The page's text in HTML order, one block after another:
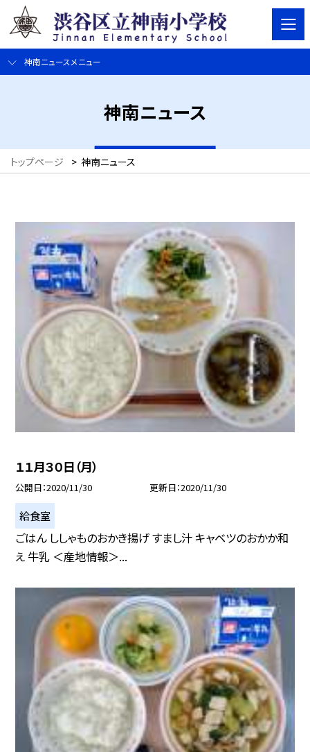
神南ニュースメニュー
神南ニュース
トップページ > 神南ニュース
１１月３０日（月）
公開日 2020/11/30 更新日 2020/11/30
給食室
ごはん ししゃものおかき揚げ すまし汁 キャベツのおかか和
え 牛乳 ＜産地情報＞...